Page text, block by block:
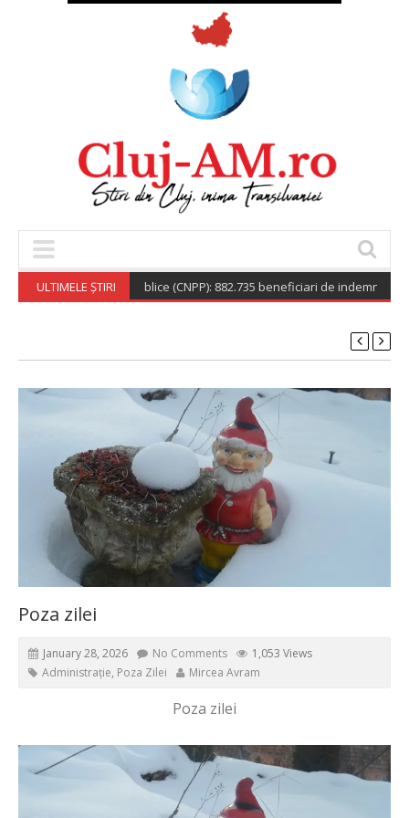
ULTIMELE ȘTIRI
de Pensii Publice (CNPP): 882.735 beneficiari de indemnizație
Poza zilei
January 28, 2026 No Comments
1,053 Views
Administrație, Poza Zilei Mircea Avram
Poza zilei